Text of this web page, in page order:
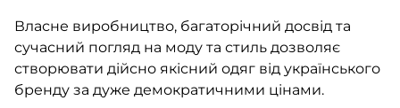
Власне виробництво, багаторічний досвід та
сучасний погляд на моду та стиль дозволяє
створювати дійсно якісний одяг від українського
бренду за дуже демократичними цінами.